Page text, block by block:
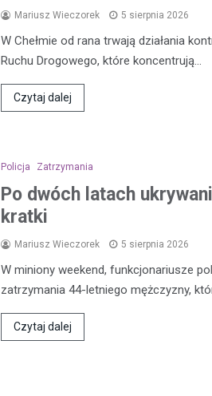
Mariusz Wieczorek 5 sierpnia 2026
W Chełmie od rana trwają działania
Ruchu Drogowego, które koncentrują…
Czytaj dalej
Policja Zatrzymania
Po dwóch latach
kratki
Mariusz Wieczorek 5 sierpnia 2026
W miniony weekend, funkcjonariusze
zatrzymania 44-letniego mężczyzny,
Czytaj dalej